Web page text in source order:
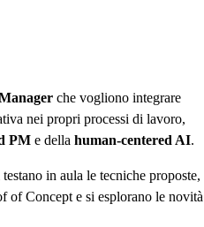
che vogliono integrare
nei propri processi di lavoro,
PM e della human-centered AI.
testano in aula le tecniche proposte,
of Concept e si esplorano le novità